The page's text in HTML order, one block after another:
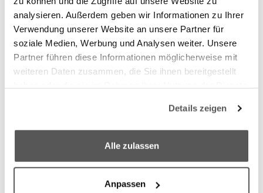
analysieren. Außerdem geben wir Informationen zu Ihrer
Verwendung unserer Website an unsere Partner für
soziale Medien, Werbung und Analysen weiter. Unsere
Partner führen diese Informationen möglicherweise mit
weiteren Daten zusammen, die Sie ihnen bereitgestellt
We work with6 third partieswho may receive and
process your information.
Details zeigen
Alle zulassen
Anpassen